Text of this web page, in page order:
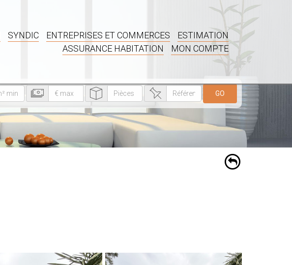
SYNDIC ENTREPRISES ET COMMERCES
ESTIMATION
ASSURANCE HABITATION
MON COMPTE
GO